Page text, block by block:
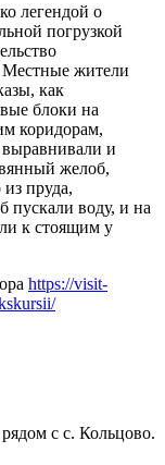
легендой о
погрузкой
жители
как
блоки на
коридорам,
выравнивали и
желоб,
пруда,
пускали воду, и на
к стоящим у
https://visit-
с с. Кольцово.